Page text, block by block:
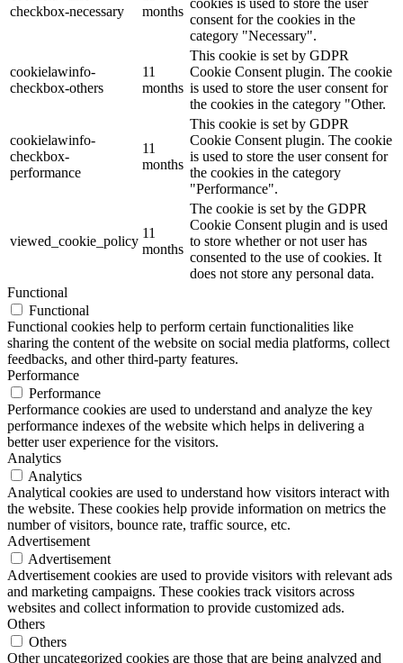
checkbox-necessary
months
consent for the cookies in the
category "Necessary".
cookielawinfo-
checkbox-others
11
months
This cookie is set by GDPR
Cookie Consent plugin. The cookie
is used to store the user consent for
the cookies in the category "Other.
cookielawinfo-
checkbox-
performance
11
months
This cookie is set by GDPR
Cookie Consent plugin. The cookie
is used to store the user consent for
the cookies in the category
"Performance".
viewed_cookie_policy
11
months
The cookie is set by the GDPR
Cookie Consent plugin and is used
to store whether or not user has
consented to the use of cookies. It
does not store any personal data.
Functional
Functional
Functional cookies help to perform certain functionalities like
sharing the content of the website on social media platforms, collect
feedbacks, and other third-party features.
Performance
Performance
Performance cookies are used to understand and analyze the key
performance indexes of the website which helps in delivering a
better user experience for the visitors.
Analytics
Analytics
Analytical cookies are used to understand how visitors interact with
the website. These cookies help provide information on metrics the
number of visitors, bounce rate, traffic source, etc.
Advertisement
Advertisement
Advertisement cookies are used to provide visitors with relevant ads
and marketing campaigns. These cookies track visitors across
websites and collect information to provide customized ads.
Others
Others
Other uncategorized cookies are those that are being analyzed and